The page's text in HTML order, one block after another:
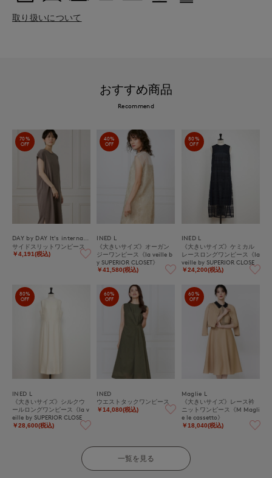
取り扱いについて
おすすめ商品
Recommend
70%
OFF
サイドスリットワンピース
￥4,191(税込)
40%
OFF
INED L
《大きいサイズ》オーガン
ジーワンピース《la veille b
y SUPERIOR CLOSET》
￥41,580(税込)
80%
OFF
INED L
《大きいサイズ》ケミカル
レースロングワンピース《la
veille by SUPERIOR CLOSE
T》
￥24,200(税込)
80%
OFF
INED L
《大きいサイズ》シルクウ
ールロングワンピース《la v
eille by SUPERIOR CLOSE
T》
￥28,600(税込)
60%
OFF
INED
ウエストタックワンピース
￥14,080(税込)
60%
OFF
Maglie L
《大きいサイズ》レース衿
ニットワンピース《M Magli
e le cassetto》
￥18,040(税込)
一覧を見る